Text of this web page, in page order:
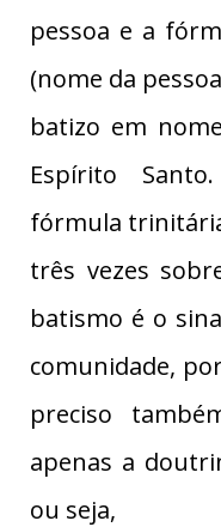
pessoa e a
(nome da
batizo em
Espírito
fórmula
três vezes
batismo é o
comunidade,
preciso
apenas a
ou seja,